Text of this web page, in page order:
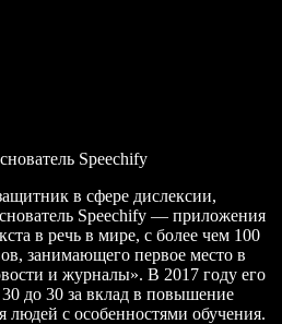
Speechify
в сфере дислексии,
Speechify — приложения
в речь в мире, с более чем 100
занимающего первое место в
и журналы». В 2017 году его
до 30 за вклад в повышение
людей с особенностями обучения.